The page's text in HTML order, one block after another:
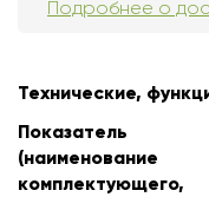
Подробнее о
Технические,
Показатель
(наименование
комплектующего,